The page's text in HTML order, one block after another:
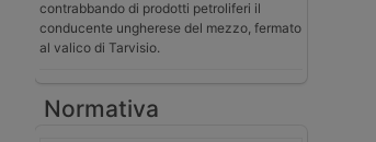
contrabbando di prodotti petroliferi il
conducente ungherese del mezzo, fermato
al valico di Tarvisio.
Normativa